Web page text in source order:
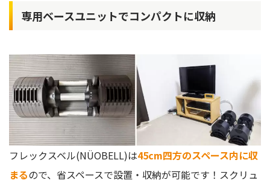
専用ベースユニットでコンパクトに収納
フレックスベル(NÜOBELL)は45cm四方のスペース内に収
まるので、省スペースで設置・収納が可能です！スクリュ